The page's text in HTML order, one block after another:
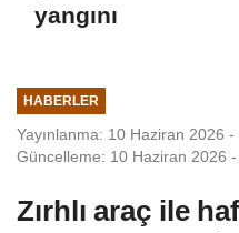
yangını
HABERLER
Yayınlanma: 10 Haziran 2026 -
Güncelleme: 10 Haziran 2026
Zırhlı araç ile